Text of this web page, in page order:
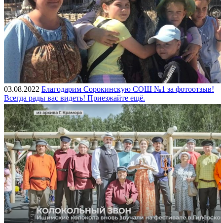
03.08.2022 Благодарим Сорокинскую СОШ №1 за фотоотзыв!
Всегда рады вас видеть! Приезжайте ещё.